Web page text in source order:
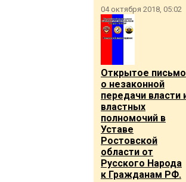
04 октября 2018, 05:02
Открытое письмо
о незаконной
передачи власти
властных
полномочий в
Уставе
Ростовской
области от
Русского Народа
к Гражданам РФ.